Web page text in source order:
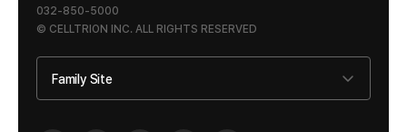
Family Site
032-850-5000
© CELLTRION INC. ALL RIGHTS RESERVED